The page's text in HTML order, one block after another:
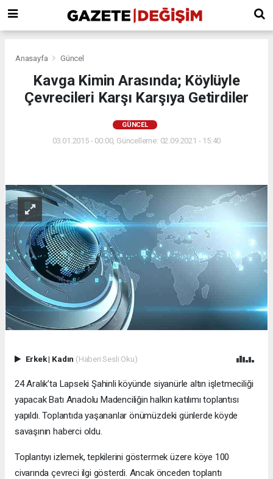
Anasayfa Güncel
Kavga Kimin Arasında; Köylüyle
Çevrecileri Karşı Karşıya Getirdiler
GÜNCEL
03.01.2015 - 00:00, Güncelleme: 02.09.2021 - 15:40
Erkek| Kadın (Haberi Sesli Oku)
24 Aralık’ta Lapseki Şahinli köyünde siyanürle altın işletmeciliği
yapacak Batı Anadolu Madenciliğin halkın katılımı toplantısı
yapıldı. Toplantıda yaşananlar önümüzdeki günlerde köyde
savaşının haberci oldu.
Toplantıyı izlemek, tepkilerini göstermek üzere köye 100
civarında çevreci ilgi gösterdi. Ancak önceden toplantı